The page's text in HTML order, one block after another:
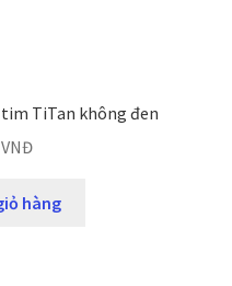
TiTan không đen
VNĐ
hàng